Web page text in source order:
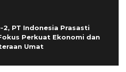
2, PT Indonesia Prasasti
Perkuat Ekonomi dan
Umat